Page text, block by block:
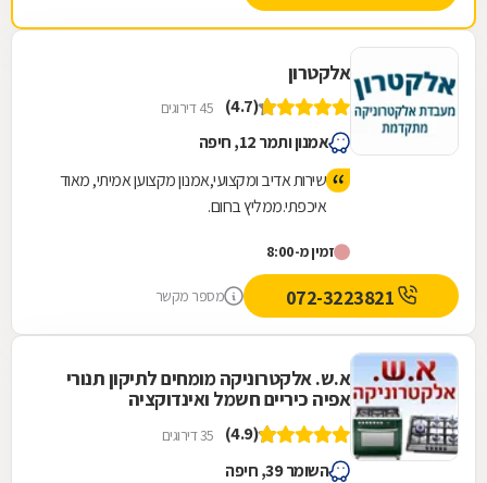
אלקטרון
(4.7) 45 דירוגים
אמנון ותמר 12, חיפה
שירות אדיב ומקצועי,אמנון מקצוען אמיתי, מאוד
איכפתי.ממליץ בחום.
זמין מ-8:00
מספר מקשר
א.ש. אלקטרוניקה מומחים לתיקון תנורי
אפיה כיריים חשמל ואינדוקציה
(4.9) 35 דירוגים
השומר 39, חיפה